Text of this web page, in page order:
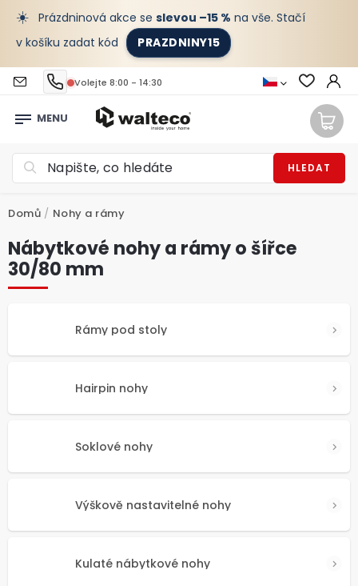
☀️ Prázdninová akce se slevou –15 % na vše. Stačí
v košíku zadat kód
PRAZDNINY15
Volejte 8:00 - 14:30
HLEDAT
Domů / Nohy a rámy
Nábytkové nohy a rámy o šířce
30/80 mm
Rámy pod stoly
Hairpin nohy
Soklové nohy
Výškově nastavitelné nohy
Kulaté nábytkové nohy